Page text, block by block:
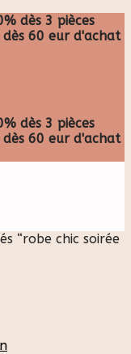
dès 3 pièces
60 eur d'achat
dès 3 pièces
60 eur d'achat
“robe chic soirée